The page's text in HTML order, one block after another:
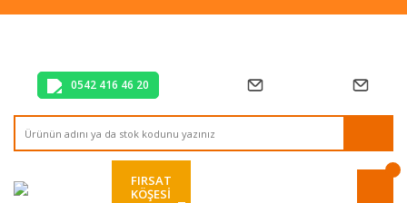
Tüm Alışverişlerde Vade Farksız 2 Taksit!
0542 416 46 20
FIRSAT
KÖŞESİ